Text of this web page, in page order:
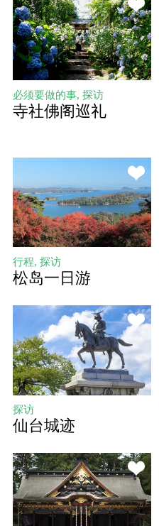
必须要做的事, 探访
寺社佛阁巡礼
行程, 探访
松岛一日游
探访
仙台城迹